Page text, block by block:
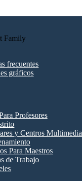
frecuentes
gráficos
Profesores
y Centros Multimedia
Para Maestros
de Trabajo